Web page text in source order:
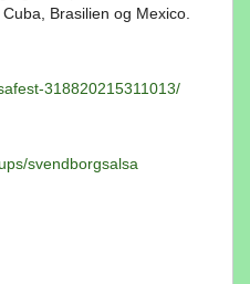
Brasilien og Mexico.
318820215311013/
svendborgsalsa